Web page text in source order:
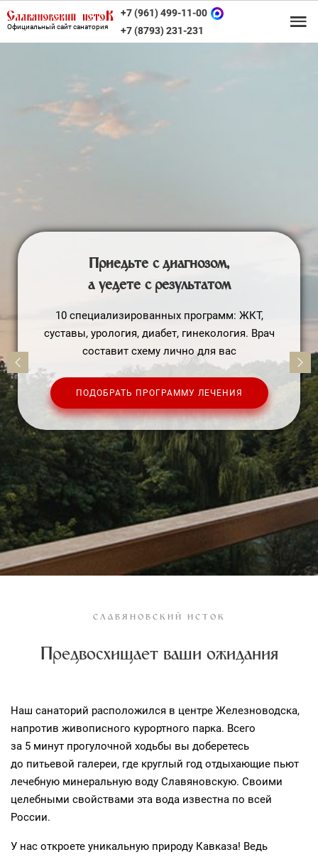
Официальный сайт санатория
+7 (961) 499-11-00
+7 (8793) 231-231
Диагностика и лечение
без поездок в город
УЗИ, эндоскопия, лаборатория, 20 методов
физиотерапии - всё на одной территории
санатория
СМОТРЕТЬ ЛЕЧЕБНУЮ БАЗУ
СЛАВЯНОВСКИЙ ИСТОК
Предвосхищает ваши ожидания
Наш санаторий расположился в центре Железноводска,
напротив живописного курортного парка. Всего
за 5 минут прогулочной ходьбы вы доберетесь
до питьевой галереи, где круглый год отдыхающие пьют
лечебную минеральную воду Славяновскую. Своими
целебными свойствами эта вода известна по всей
России.
У нас откроете уникальную природу Кавказа! Ведь